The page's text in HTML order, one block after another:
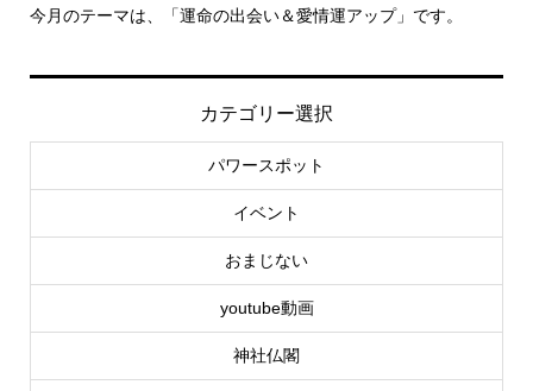
今月のテーマは、「運命の出会い＆愛情運アップ」です。
カテゴリー選択
パワースポット
イベント
おまじない
youtube動画
神社仏閣